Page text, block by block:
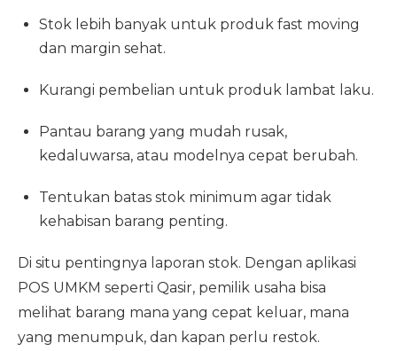
Stok lebih banyak untuk produk fast moving
dan margin sehat.
Kurangi pembelian untuk produk lambat laku.
Pantau barang yang mudah rusak,
kedaluwarsa, atau modelnya cepat berubah.
Tentukan batas stok minimum agar tidak
kehabisan barang penting.
Di situ pentingnya laporan stok. Dengan aplikasi
POS UMKM seperti Qasir, pemilik usaha bisa
melihat barang mana yang cepat keluar, mana
yang menumpuk, dan kapan perlu restok.